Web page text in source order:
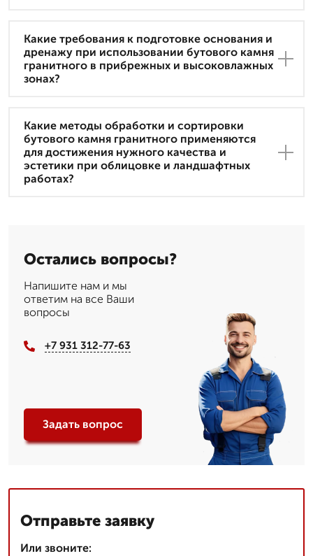
Какие требования к подготовке основания и
дренажу при использовании бутового камня
гранитного в прибрежных и высоковлажных
зонах?
Какие методы обработки и сортировки
бутового камня гранитного применяются
для достижения нужного качества и
эстетики при облицовке и ландшафтных
работах?
Остались вопросы?
Напишите нам и мы
ответим на все Ваши
вопросы
+7 931 312-77-63
Задать вопрос
Отправьте заявку
Или звоните: